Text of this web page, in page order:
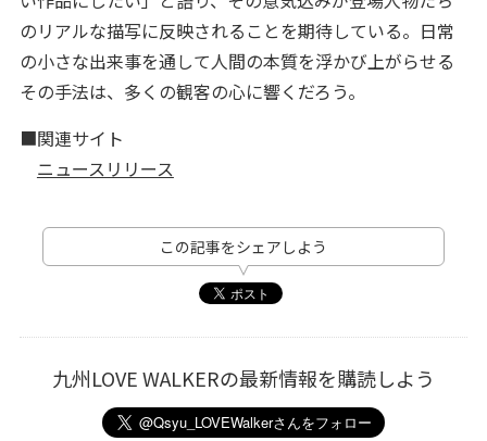
のリアルな描写に反映されることを期待している。日常
の小さな出来事を通して人間の本質を浮かび上がらせる
その手法は、多くの観客の心に響くだろう。
■関連サイト
ニュースリリース
この記事をシェアしよう
九州LOVE WALKERの最新情報を購読しよう